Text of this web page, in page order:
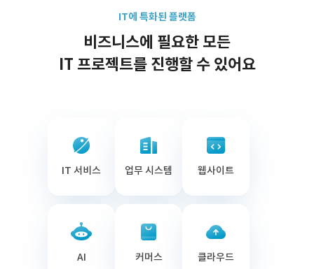
IT에 특화된 플랫폼
비즈니스에 필요한 모든
IT 프로젝트를 진행할 수 있어요
IT 서비스 업무 시스템 웹사이트
AI 커머스 클라우드